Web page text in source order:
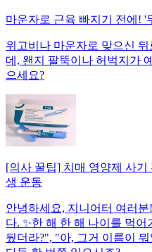
마운자로 근육 빠지기 전에! '
위고비나 마운자로 맞으신
데, 왠지 팔뚝이나 허벅지가
으세요?
[의사 꿀팁] 치매 영양제 사기
생 운동
안녕하세요, 지니어터 여러
다. ✨한 해 한 해 나이를 먹
뒀더라?", "아, 그거 이름이